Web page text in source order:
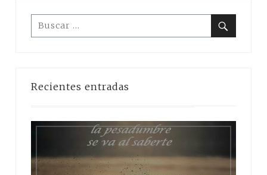
Buscar:
Recientes entradas